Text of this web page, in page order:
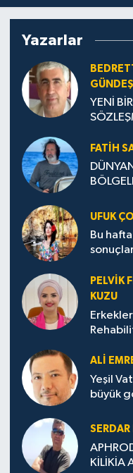
Yazarlar
YENİ
FATIH
UFUK
Bu
PELVIK
KUZU
ALİ
Yeşil
büyük
SERDAR
KİLİKİA